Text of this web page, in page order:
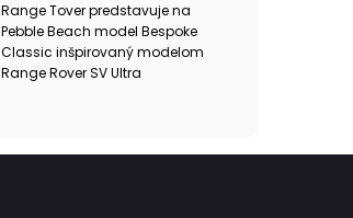
Range Tover predstavuje na
Pebble Beach model Bespoke
Classic inšpirovaný modelom
Range Rover SV Ultra